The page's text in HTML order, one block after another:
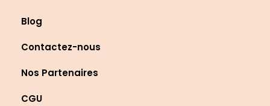
Blog
Contactez-nous
Nos Partenaires
CGU